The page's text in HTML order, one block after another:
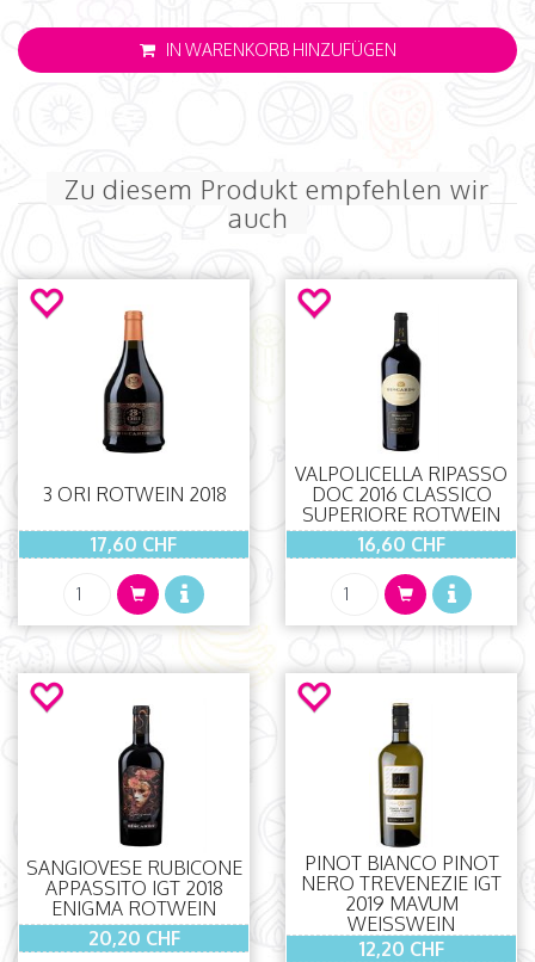
IN WARENKORB HINZUFÜGEN
Zu diesem Produkt empfehlen wir
auch
3 ORI ROTWEIN 2018
17,60 CHF
VALPOLICELLA RIPASSO
DOC 2016 CLASSICO
SUPERIORE ROTWEIN
16,60 CHF
SANGIOVESE RUBICONE
APPASSITO IGT 2018
ENIGMA ROTWEIN
20,20 CHF
PINOT BIANCO PINOT
NERO TREVENEZIE IGT
2019 MAVUM
WEISSWEIN
12,20 CHF